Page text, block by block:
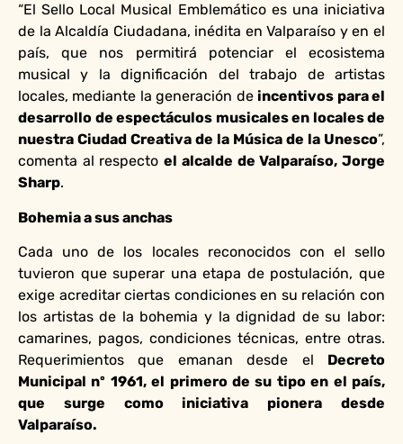
“El Sello Local Musical Emblemático es una iniciativa
de la Alcaldía Ciudadana, inédita en Valparaíso y en el
país, que nos permitirá potenciar el ecosistema
musical y la dignificación del trabajo de artistas
locales, mediante la generación de incentivos para el
desarrollo de espectáculos musicales en locales de
nuestra Ciudad Creativa de la Música de la Unesco”,
comenta al respectoel alcalde de Valparaíso, Jorge
Sharp.
Bohemia a sus anchas
Cada uno de los locales reconocidos con el sello
tuvieron que superar una etapa de postulación, que
exige acreditar ciertas condiciones en su relación con
los artistas de la bohemia y la dignidad de su labor:
camarines, pagos, condiciones técnicas, entre otras.
Requerimientos que emanan desde el Decreto
Municipal nº 1961, el primero de su tipo en el país,
que surge como iniciativa pionera desde
Valparaíso.